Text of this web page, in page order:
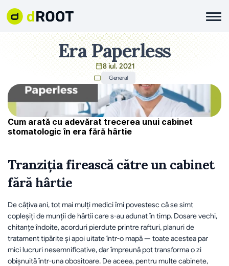
Era Paperless
8 iul. 2021
General
Cum arată cu adevărat trecerea unui cabinet
stomatologic în era fără hârtie
Tranziția firească către un cabinet
fără hârtie
De câțiva ani, tot mai mulți medici îmi povestesc că se simt
copleșiți de munții de hârtii care s-au adunat în timp. Dosare vechi,
chitanțe îndoite, acorduri pierdute printre rafturi, planuri de
tratament tipărite și apoi uitate într-o mapă — toate acestea par
mici lucruri nesemnificative, dar împreună pot transforma o zi
obișnuită într-una obositoare. De aceea, pentru multe cabinete,